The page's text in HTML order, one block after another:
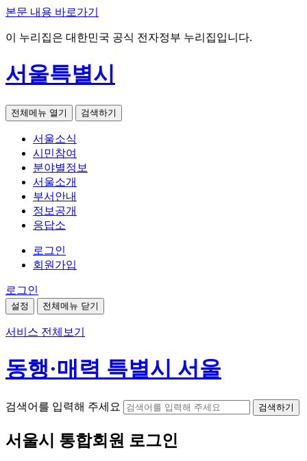
본문 내용 바로가기
이 누리집은 대한민국 공식 전자정부 누리집입니다.
서울특별시
전체메뉴 열기 검색하기
서울소식
시민참여
분야별정보
서울소개
부서안내
정보공개
응답소
로그인
회원가입
로그인
설정 전체메뉴 닫기
서비스 전체보기
동행·매력 특별시 서울
검색어를 입력해 주세요 검색하기
서울시 통합회원 로그인